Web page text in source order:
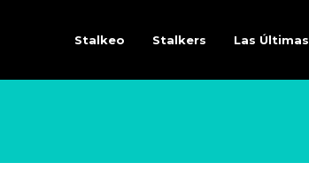
Stalkeo Stalkers Las Últimas